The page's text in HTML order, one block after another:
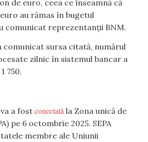
de euro, ceea ce înseamnă că
au rămas în bugetul
comunicat reprezentanții BNM.
comunicat sursa citată, numărul
zilnic în sistemul bancar a
750.
a fost conectată la Zona unică de
pe 6 octombrie 2025. SEPA
membre ale Uniunii